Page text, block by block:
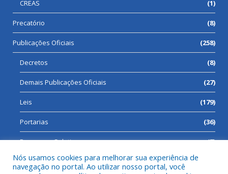
CREAS (1)
Precatório (8)
Publicações Oficiais (258)
Decretos (8)
Demais Publicações Oficiais (27)
Leis (179)
Portarias (36)
Processos Seletivos (7)
Nós usamos cookies para melhorar sua experiência de
navegação no portal. Ao utilizar nosso portal, você